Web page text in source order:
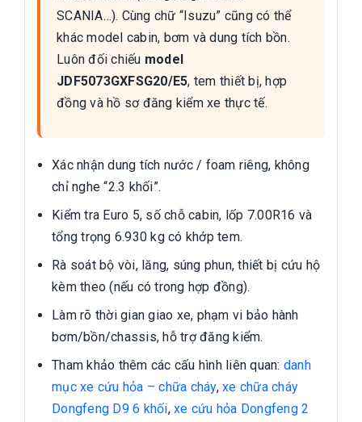
SCANIA…). Cùng chữ “Isuzu” cũng có thể
khác model cabin, bơm và dung tích bồn.
Luôn đối chiếu model
JDF5073GXFSG20/E5, tem thiết bị, hợp
đồng và hồ sơ đăng kiểm xe thực tế.
Xác nhận dung tích nước / foam riêng, không
chỉ nghe “2.3 khối”.
Kiểm tra Euro 5, số chỗ cabin, lốp 7.00R16 và
tổng trọng 6.930 kg có khớp tem.
Rà soát bộ vòi, lăng, súng phun, thiết bị cứu hộ
kèm theo (nếu có trong hợp đồng).
Làm rõ thời gian giao xe, phạm vi bảo hành
bơm/bồn/chassis, hỗ trợ đăng kiểm.
Tham khảo thêm các cấu hình liên quan: danh
mục xe cứu hỏa – chữa cháy, xe chữa cháy
Dongfeng D9 6 khối, xe cứu hỏa Dongfeng 2